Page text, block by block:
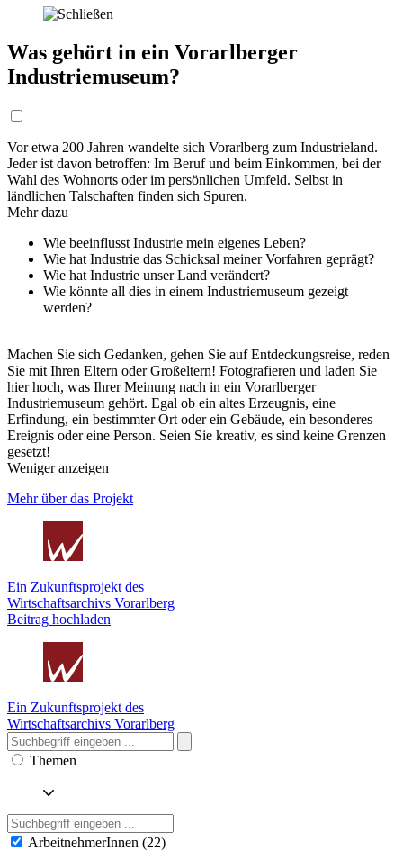
Was gehört in ein Vorarlberger
Industriemuseum?
Vor etwa 200 Jahren wandelte sich Vorarlberg zum Industrieland.
Jeder ist davon betroffen: Im Beruf und beim Einkommen, bei der
Wahl des Wohnorts oder im persönlichen Umfeld. Selbst in
ländlichen Talschaften finden sich Spuren.
Mehr dazu
Wie beeinflusst Industrie mein eigenes Leben?
Wie hat Industrie das Schicksal meiner Vorfahren geprägt?
Wie hat Industrie unser Land verändert?
Wie könnte all dies in einem Industriemuseum gezeigt
werden?
Machen Sie sich Gedanken, gehen Sie auf Entdeckungsreise, reden
Sie mit Ihren Eltern oder Großeltern! Fotografieren und laden Sie
hier hoch, was Ihrer Meinung nach in ein Vorarlberger
Industriemuseum gehört. Egal ob ein altes Erzeugnis, eine
Erfindung, ein bestimmter Ort oder ein Gebäude, ein besonderes
Ereignis oder eine Person. Seien Sie kreativ, es sind keine Grenzen
gesetzt!
Weniger anzeigen
Mehr über das Projekt
Ein Zukunftsprojekt des
Wirtschaftsarchivs Vorarlberg
Beitrag hochladen
Ein Zukunftsprojekt des
Wirtschaftsarchivs Vorarlberg
Themen
ArbeitnehmerInnen (22)